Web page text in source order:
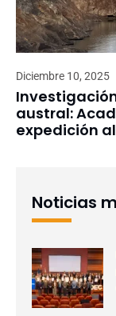
Diciembre 10, 2025
austral:
expedición
Noticias